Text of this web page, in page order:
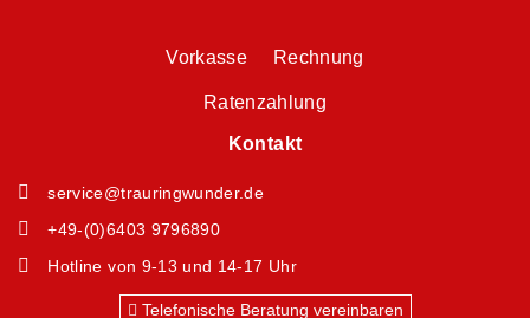
Vorkasse Rechnung
Ratenzahlung
Kontakt
service@trauringwunder.de
+49-(0)6403 9796890
Hotline von 9-13 und 14-17 Uhr
Telefonische Beratung vereinbaren